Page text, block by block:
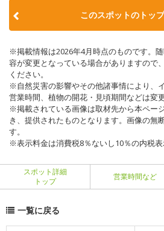
このスポットのトッ
※掲載情報は2026年4月時点のものです。
容が変更となっている場合がありますので
ください。
※自然災害の影響やその他諸事情により、
営業時間、植物の開花・見頃期間などは変
※掲載されている画像は取材先から本ペー
き、提供されたものとなります。画像の無
す。
※表示料金は消費税8％ないし10％の内税表
スポット詳細
トップ
営業時間など
一覧に戻る